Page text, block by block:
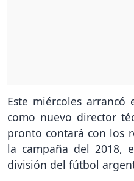
Este miércoles arrancó
como nuevo director
pronto contará con los
la campaña del 2018,
división del fútbol